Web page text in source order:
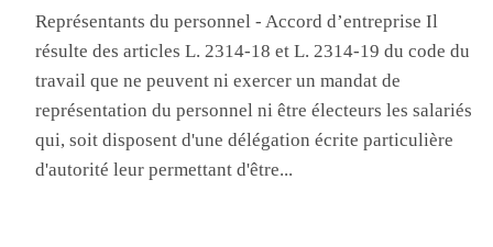
Représentants du personnel - Accord d’entreprise Il
résulte des articles L. 2314-18 et L. 2314-19 du code du
travail que ne peuvent ni exercer un mandat de
représentation du personnel ni être électeurs les salariés
qui, soit disposent d'une délégation écrite particulière
d'autorité leur permettant d'être...